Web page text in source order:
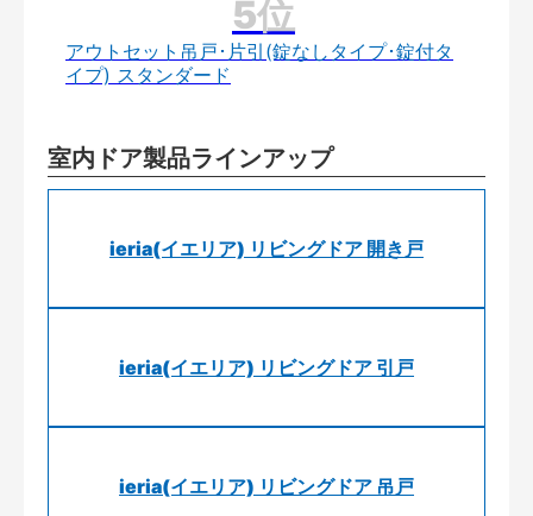
アウトセット吊戸･片引(錠なしタイプ･錠付タ
イプ) スタンダード
室内ドア製品ラインアップ
ieria(イエリア) リビングドア 開き戸
ieria(イエリア) リビングドア 引戸
ieria(イエリア) リビングドア 吊戸